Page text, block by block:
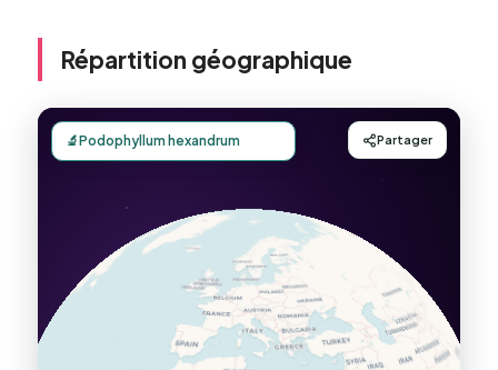
Répartition géographique